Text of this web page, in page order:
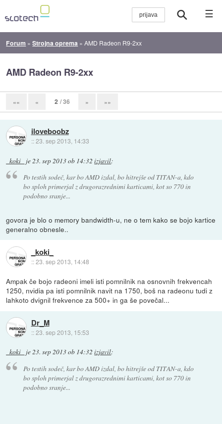
☰
Forum »Strojna oprema »AMD Radeon R9-2xx
AMD Radeon R9-2xx
«« « 2 / 36 » »»
iloveboobz
::23. sep 2013, 14:33
_koki_ je23. sep 2013 ob 14:32 izjavil:
Po testih sodeč, kar bo AMD izdal, bo hitrejše od TITAN-a, kdo
bo sploh primerjal z drugorazrednimi karticami, kot so 770 in
podobno sranje...
govora je blo o memory bandwidth-u, ne o tem kako se bojo kartice
generalno obnesle..
_koki_
::23. sep 2013, 14:48
Ampak če bojo radeoni imeli isti pomnilnik na osnovnih frekvencah
1250, nvidia pa isti pomnilnik navit na 1750, boš na radeonu tudi z
lahkoto dvignil frekvence za 500+ in ga še povečal...
Dr_M
::23. sep 2013, 15:53
_koki_ je23. sep 2013 ob 14:32 izjavil:
Po testih sodeč, kar bo AMD izdal, bo hitrejše od TITAN-a, kdo
bo sploh primerjal z drugorazrednimi karticami, kot so 770 in
podobno sranje...